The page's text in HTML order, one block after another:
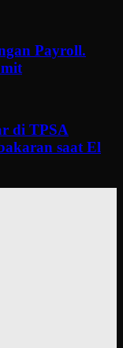
Payroll.
di TPSA
saat El